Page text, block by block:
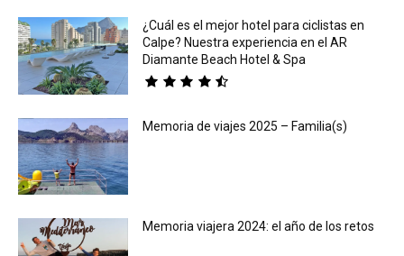
¿Cuál es el mejor hotel para ciclistas en
Calpe? Nuestra experiencia en el AR
Diamante Beach Hotel & Spa
Memoria de viajes 2025 – Familia(s)
Memoria viajera 2024: el año de los retos